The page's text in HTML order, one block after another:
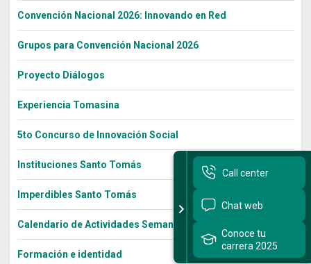
Convención Nacional 2026: Innovando en Red
Grupos para Convención Nacional 2026
Proyecto Diálogos
Experiencia Tomasina
5to Concurso de Innovación Social
Instituciones Santo Tomás
Imperdibles Santo Tomás
Calendario de Actividades Semana Bienestar 2022
Formación e identidad
Call center
Chat web
Conoce tu
carrera 2025